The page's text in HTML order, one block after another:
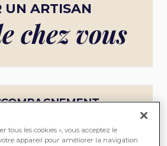
UN ARTISAN
chez vous
tous les cookies », vous acceptez le
appareil pour améliorer la navigation